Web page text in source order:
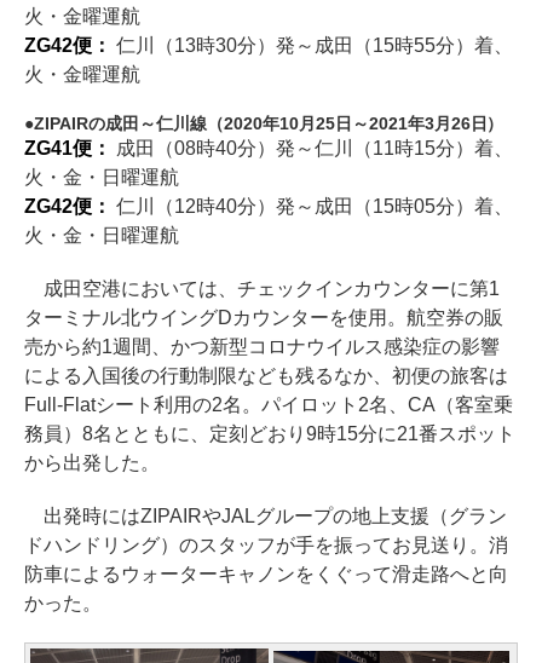
火・金曜運航
ZG42便： 仁川（13時30分）発～成田（15時55分）着、
火・金曜運航
ZIPAIRの成田～仁川線（2020年10月25日～2021年3月26日）
ZG41便：
成田（08時40分）発～仁川（11時15分）着、
火・金・日曜運航
ZG42便： 仁川（12時40分）発～成田（15時05分）着、
火・金・日曜運航
成田空港においては、チェックインカウンターに第1
ターミナル北ウイングDカウンターを使用。航空券の販
売から約1週間、かつ新型コロナウイルス感染症の影響
による入国後の行動制限なども残るなか、初便の旅客は
Full-Flatシート利用の2名。パイロット2名、CA（客室乗
務員）8名とともに、定刻どおり9時15分に21番スポット
から出発した。
出発時にはZIPAIRやJALグループの地上支援（グラン
ドハンドリング）のスタッフが手を振ってお見送り。消
防車によるウォーターキャノンをくぐって滑走路へと向
かった。